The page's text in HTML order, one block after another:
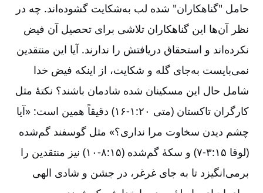
حامل "گناهکاران" شده لب به‌شکایت گشوده‌اند. چه در
نظر آن‌ها این گناهکاران تلاشی برای تحصیل آن فیض
نکرده‌اند و استحقاق دریافتش را ندارند. آیا این منتقدین
نمی‌بایست به‌جای گله و شکایت، از اینکه فیض خدا
شامل حال این مسکینان شده شادمان باشند؟ نکتۀ مثل
کارگران تاکستان (متی ۲۰:‏۱-‏۱۶) دقیقاً همین است: «آیا
چشم دیدن سخاوت مرا نداری؟» مثل گوسفند گم‌شده
(لوقا ۱۵:‏۳-‏۷) و سکۀ گم‌شده (۱۵:‏۸-‏۱۰) نیز منتقدین را
برمی‌انگیزد تا به جای غرغر، در جشن و شادی الهی